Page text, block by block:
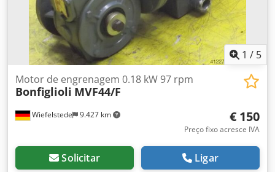
1 / 5
Wiefelstede 9.427 km
Motor de engrenagem 0.18 kW 97 rpm
Bonfiglioli MVF44/F
€ 150
Preço fixo acresce IVA
Solicitar Ligar